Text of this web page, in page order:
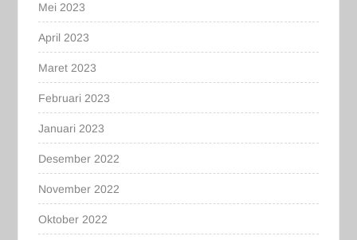
Mei 2023
April 2023
Maret 2023
Februari 2023
Januari 2023
Desember 2022
November 2022
Oktober 2022